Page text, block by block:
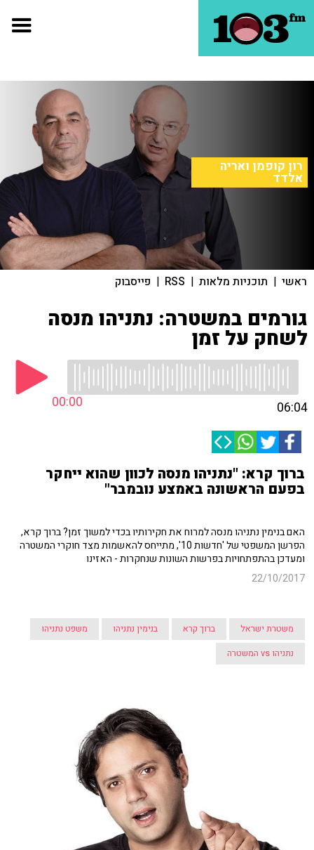
רון קופמן ואריה
אלדד
ראשי | תוכניות מלאות |
RSS
| פייסבוק
גורמים במשטרה: נתניהו מנסה
לשחק על זמן
00:00 06:04
ברוך קרא: "נתניהו מנסה לכוון שהוא ייחקר
בפעם הראשונה באמצע נובמבר"
האם בנימין נתניהו מנסה למרוח את חקירותיו בכדי למשוך זמן? ברוך קרא,
הפרשן המשפטי של 'חדשות 10', מתייחס להאשמות מצד חוקרי המשטרה
ומעדכן בהתפתחויות בפרשות השונות שנחקרות - האזינו
22/10/2017
משטרת ישראל ברוך קרא בנימין נתניהו
משפט נתניהו
נתניהו vs המשטרה